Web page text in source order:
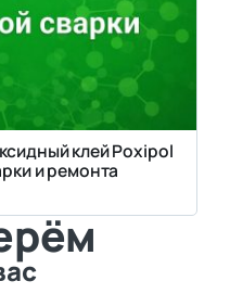
клей Poxipol
и ремонта